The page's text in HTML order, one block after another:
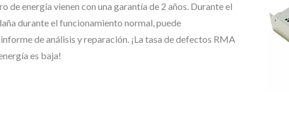
de energía vienen con una garantía de 2 años. Durante el
durante el funcionamiento normal, puede
de análisis y reparación. ¡La tasa de defectos RMA
es baja!